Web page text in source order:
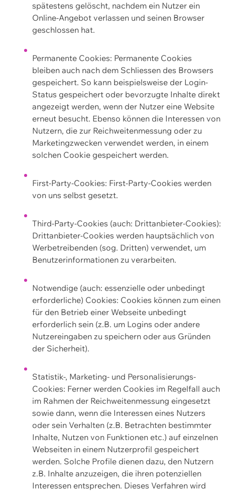
spätestens gelöscht, nachdem ein Nutzer ein
Online-Angebot verlassen und seinen Browser
geschlossen hat.
Permanente Cookies: Permanente Cookies
bleiben auch nach dem Schliessen des Browsers
gespeichert. So kann beispielsweise der Login-
Status gespeichert oder bevorzugte Inhalte direkt
angezeigt werden, wenn der Nutzer eine Website
erneut besucht. Ebenso können die Interessen von
Nutzern, die zur Reichweitenmessung oder zu
Marketingzwecken verwendet werden, in einem
solchen Cookie gespeichert werden.
First-Party-Cookies: First-Party-Cookies werden
von uns selbst gesetzt.
Third-Party-Cookies (auch: Drittanbieter-Cookies):
Drittanbieter-Cookies werden hauptsächlich von
Werbetreibenden (sog. Dritten) verwendet, um
Benutzerinformationen zu verarbeiten.
Notwendige (auch: essenzielle oder unbedingt
erforderliche) Cookies: Cookies können zum einen
für den Betrieb einer Webseite unbedingt
erforderlich sein (z.B. um Logins oder andere
Nutzereingaben zu speichern oder aus Gründen
der Sicherheit).
Statistik-, Marketing- und Personalisierungs-
Cookies: Ferner werden Cookies im Regelfall auch
im Rahmen der Reichweitenmessung eingesetzt
sowie dann, wenn die Interessen eines Nutzers
oder sein Verhalten (z.B. Betrachten bestimmter
Inhalte, Nutzen von Funktionen etc.) auf einzelnen
Webseiten in einem Nutzerprofil gespeichert
werden. Solche Profile dienen dazu, den Nutzern
z.B. Inhalte anzuzeigen, die ihren potenziellen
Interessen entsprechen. Dieses Verfahren wird